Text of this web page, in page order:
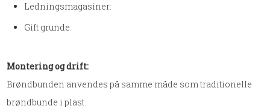
Ledningsmagasiner:
Gift grunde:
Montering og drift:
​Brøndbunden anvendes på samme måde som traditionelle
brøndbunde i plast.